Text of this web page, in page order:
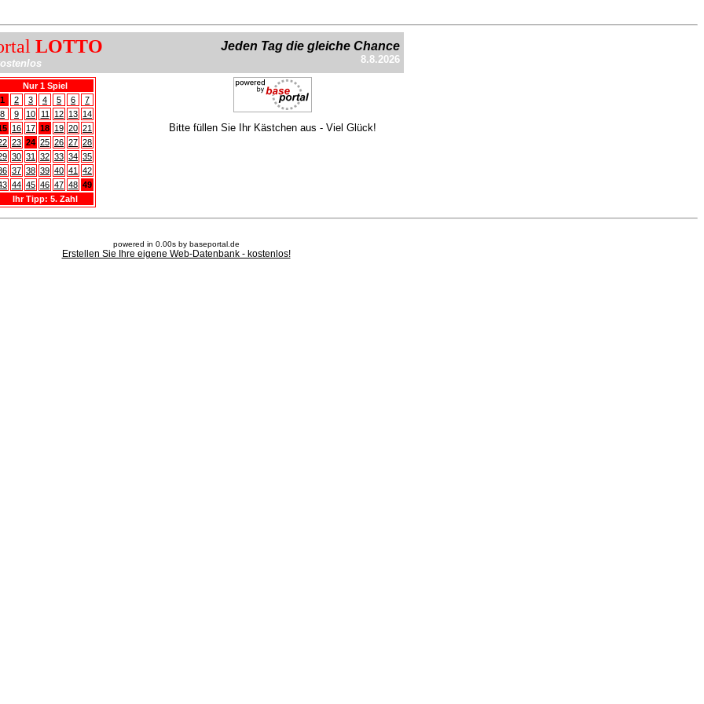
LOTTO Jeden Tag die gleiche Chance
8.8.2026
Nur 1 Spiel
1
2 3 4 5 6
7
8
9 10 11 12 13 14
16 17 18 19 20 21
23 24 25 26 27 28
30 31 32 33 34 35
37 38 39 40 41
42
44 45 46 47 48 49
Ihr Tipp: 5. Zahl
Bitte füllen Sie Ihr Kästchen aus - Viel Glück!
powered in 0.00s by baseportal.de
Erstellen Sie Ihre eigene Web-Datenbank - kostenlos!